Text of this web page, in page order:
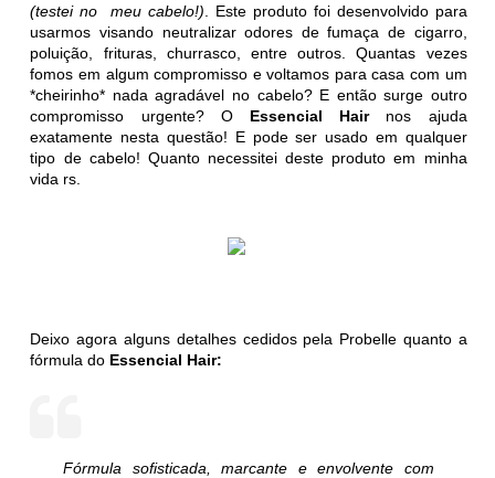
(testei no meu cabelo!) . Este produto foi desenvolvido para
usarmos visando neutralizar odores de fumaça de cigarro,
poluição, frituras, churrasco, entre outros. Quantas vezes
fomos em algum compromisso e voltamos para casa com um
*cheirinho* nada agradável no cabelo? E então surge outro
compromisso urgente? O Essencial Hair nos
ajuda
exatamente nesta questão! E pode ser usado em qualquer
tipo de cabelo! Quanto necessitei deste produto em minha
vida rs.
Deixo agora alguns detalhes cedidos pela Probelle quanto a
fórmula do Essencial Hair:
Fórmula sofisticada, marcante e envolvente com